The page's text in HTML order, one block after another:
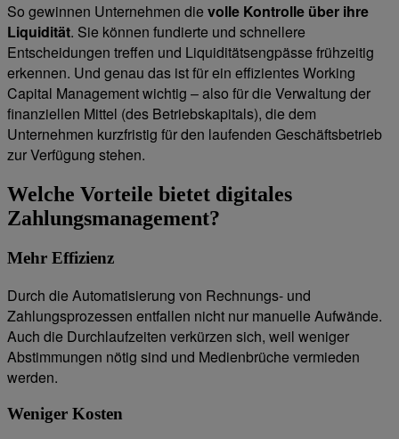
So gewinnen Unternehmen die volle Kontrolle über ihre
Liquidität. Sie können fundierte und schnellere
Entscheidungen treffen und Liquiditätsengpässe frühzeitig
erkennen. Und genau das ist für ein effizientes Working
Capital Management wichtig – also für die Verwaltung der
finanziellen Mittel (des Betriebskapitals), die dem
Unternehmen kurzfristig für den laufenden Geschäftsbetrieb
zur Verfügung stehen.
Welche Vorteile bietet digitales
Zahlungsmanagement?
Mehr Effizienz
Durch die Automatisierung von Rechnungs- und
Zahlungsprozessen entfallen nicht nur manuelle Aufwände.
Auch die Durchlaufzeiten verkürzen sich, weil weniger
Abstimmungen nötig sind und Medienbrüche vermieden
werden.
Weniger Kosten